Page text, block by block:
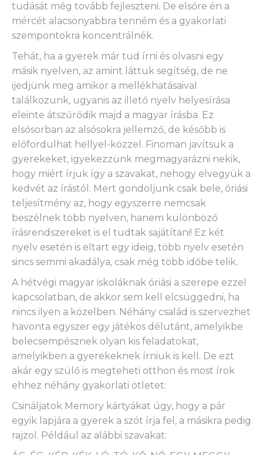
tudását még tovább fejleszteni. De elsőre én a
mércét alacsonyabbra tenném és a gyakorlati
szempontokra koncentrálnék.
Tehát, ha a gyerek már tud írni és olvasni egy
másik nyelven, az amint láttuk segítség, de ne
ijedjünk meg amikor a mellékhatásaival
találkozunk, ugyanis az illető nyelv helyesírása
eleinte átszűrődik majd a magyar írásba. Ez
elsősorban az alsósokra jellemző, de később is
előfordulhat hellyel-közzel. Finoman javítsuk a
gyerekeket, igyekezzünk megmagyarázni nekik,
hogy miért írjuk így a szavakat, nehogy elvegyük a
kedvét az írástól. Mert gondoljunk csak bele, óriási
teljesítmény az, hogy egyszerre nemcsak
beszélnek több nyelven, hanem különböző
írásrendszereket is el tudtak sajátítani! Ez két
nyelv esetén is eltart egy ideig, több nyelv esetén
sincs semmi akadálya, csak még több időbe telik.
A hétvégi magyar iskoláknak óriási a szerepe ezzel
kapcsolatban, de akkor sem kell elcsüggedni, ha
nincs ilyen a közelben. Néhány család is szervezhet
havonta egyszer egy játékos délutánt, amelyikbe
belecsempésznek olyan kis feladatokat,
amelyikben a gyerekeknek írniuk is kell. De ezt
akár egy szülő is megteheti otthon és most írok
ehhez néhány gyakorlati ötletet:
Csináljatok Memory kártyákat úgy, hogy a pár
egyik lapjára a gyerek a szót írja fel, a másikra pedig
rajzol. Például az alábbi szavakat: